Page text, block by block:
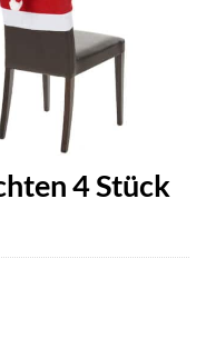
4 Stück